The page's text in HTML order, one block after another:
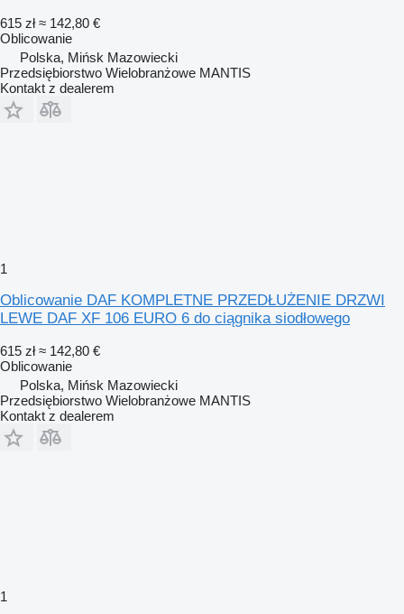
615 zł ≈ 142,80 €
Oblicowanie
Polska, Mińsk Mazowiecki
Przedsiębiorstwo Wielobranżowe MANTIS
Kontakt z dealerem
1
Oblicowanie DAF KOMPLETNE PRZEDŁUŻENIE DRZWI
LEWE DAF XF 106 EURO 6 do ciągnika siodłowego
615 zł ≈ 142,80 €
Oblicowanie
Polska, Mińsk Mazowiecki
Przedsiębiorstwo Wielobranżowe MANTIS
Kontakt z dealerem
1